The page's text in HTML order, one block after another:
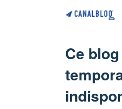
Ce